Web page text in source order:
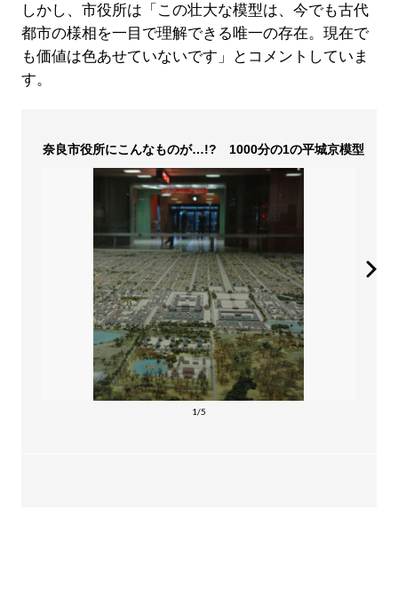
しかし、市役所は「この壮大な模型は、今でも古代
都市の様相を一目で理解できる唯一の存在。現在で
も価値は色あせていないです」とコメントしていま
す。
奈良市役所にこんなものが…!? 1000分の1の平城京模型
1/5